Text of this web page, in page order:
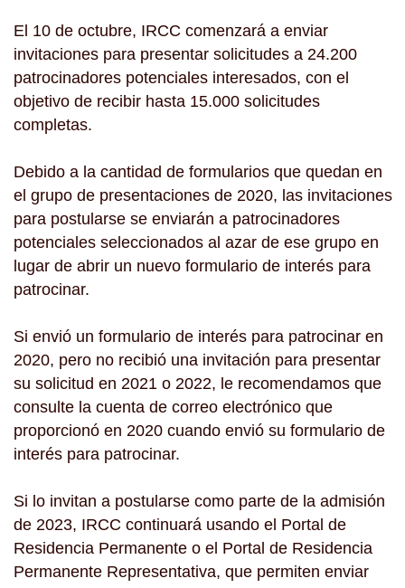
El 10 de octubre, IRCC comenzará a enviar
invitaciones para presentar solicitudes a 24.200
patrocinadores potenciales interesados, con el
objetivo de recibir hasta 15.000 solicitudes
completas.
Debido a la cantidad de formularios que quedan en
el grupo de presentaciones de 2020, las invitaciones
para postularse se enviarán a patrocinadores
potenciales seleccionados al azar de ese grupo en
lugar de abrir un nuevo formulario de interés para
patrocinar.
Si envió un formulario de interés para patrocinar en
2020, pero no recibió una invitación para presentar
su solicitud en 2021 o 2022, le recomendamos que
consulte la cuenta de correo electrónico que
proporcionó en 2020 cuando envió su formulario de
interés para patrocinar.
Si lo invitan a postularse como parte de la admisión
de 2023, IRCC continuará usando el Portal de
Residencia Permanente o el Portal de Residencia
Permanente Representativa, que permiten enviar